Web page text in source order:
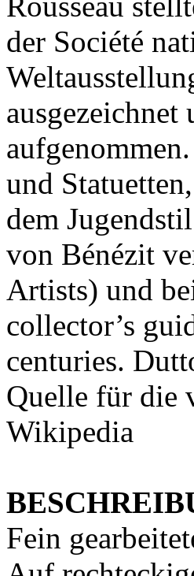
der Société
und
dem
von Bénézit
Artists) und
collector’s
centuries.
Quelle für die
Wikipedia
Fein